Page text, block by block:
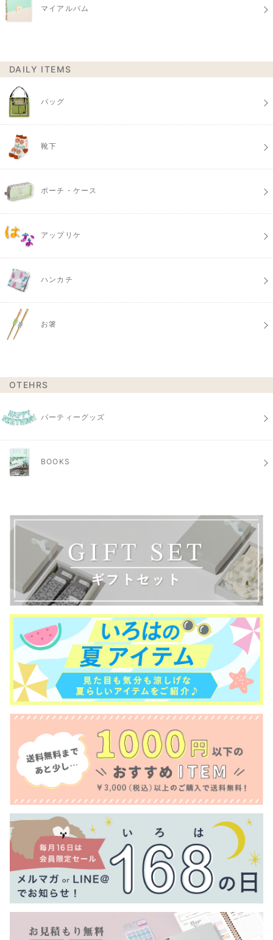
マイアルバム
DAILY ITEMS
バッグ
靴下
ポーチ・ケース
アップリケ
ハンカチ
お箸
OTEHRS
パーティーグッズ
BOOKS